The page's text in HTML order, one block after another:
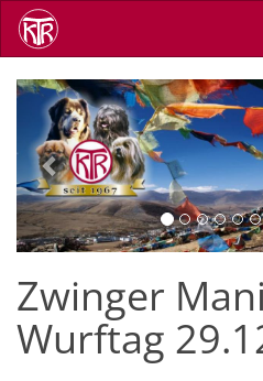
Direkt
zum
Inhalt
Previous
Zwinger
Wurftag